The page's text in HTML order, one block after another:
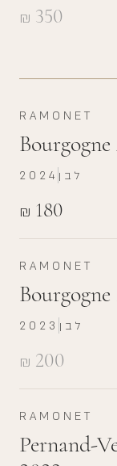
₪ 350
RAMONET
₪ 180
2024 לבן
RAMONET
Bourgogne
₪ 200
2023 לבן
RAMONET
Pernand-